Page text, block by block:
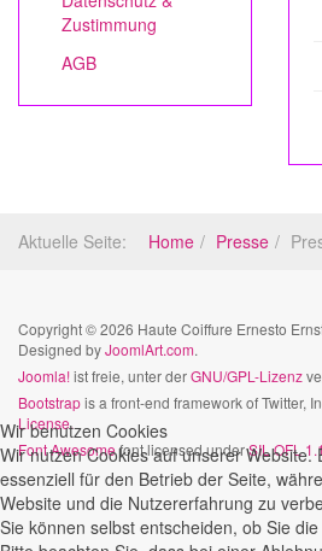
Zustimmung
AGB
Aktuelle Seite: Home Presse
Copyright © 2026 Haute Coiffure Ernesto
Designed byJoomlArt.com.
Joomla!ist freie, unter derGNU/GPL-Lizenz
Bootstrapis a front-end framework of Twitter,
License.
Font Awesomefont licensed underSIL OFL
Wir benutzen Cookies
Wir nutzen Cookies auf unserer Website.
essenziell für den Betrieb der Seite,
Website und die Nutzererfahrung zu
Sie können selbst entscheiden, ob Sie